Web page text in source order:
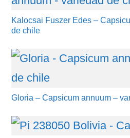
Kalocsai Fuszer Edes –
de chile
Gloria – Capsicum annuum –